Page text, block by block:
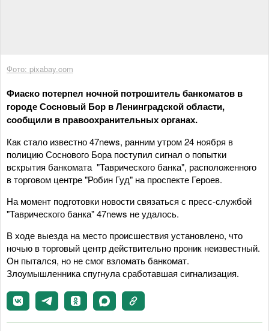
Фото: pixabay.com
Фиаско потерпел ночной потрошитель банкоматов в
городе Сосновый Бор в Ленинградской области,
сообщили в правоохранительных органах.
Как стало известно 47news, ранним утром 24 ноября в
полицию Соснового Бора поступил сигнал о попытки
вскрытия банкомата "Таврического банка", расположенного
в торговом центре "Робин Гуд" на проспекте Героев.
На момент подготовки новости связаться с пресс-службой
"Таврического банка" 47news не удалось.
В ходе выезда на место происшествия установлено, что
ночью в торговый центр действительно проник неизвестный.
Он пытался, но не смог взломать банкомат.
Злоумышленника спугнула сработавшая сигнализация.